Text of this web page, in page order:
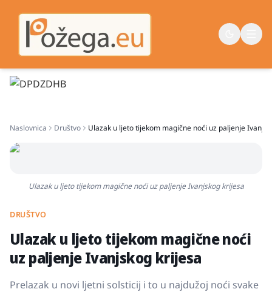
Vijesti
Život
Naslovnica Društvo Ulazak u ljeto tijekom magične noći uz paljenje
Ulazak u ljeto tijekom magične noći uz paljenje Ivanjskog krijesa
DRUŠTVO
Ulazak u ljeto tijekom magične noći
uz paljenje Ivanjskog krijesa
Prelazak u novi ljetni solsticij i to u najdužoj noći svake